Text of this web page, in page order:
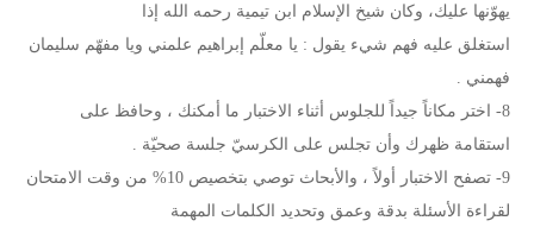
يهوّنها عليك، وكان شيخ الإسلام ابن تيمية رحمه الله إذا
استغلق عليه فهم شيء يقول : يا معلّم إبراهيم علمني ويا مفهّم سليمان
فهمني .
8- اختر مكاناً جيداً للجلوس أثناء الاختبار ما أمكنك ، وحافظ على
استقامة ظهرك وأن تجلس على الكرسيّ جلسة صحيّة .
9- تصفح الاختبار أولاً ، والأبحاث توصي بتخصيص 10% من وقت الامتحان
لقراءة الأسئلة بدقة وعمق وتحديد الكلمات المهمة